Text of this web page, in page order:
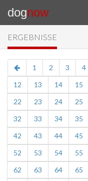
dognow
ERGEBNISSE
1 2 3 4
12
13 14 15
22
23 24 25
32
33 34 35
42
43 44 45
52
53 54 55
62
63 64 65